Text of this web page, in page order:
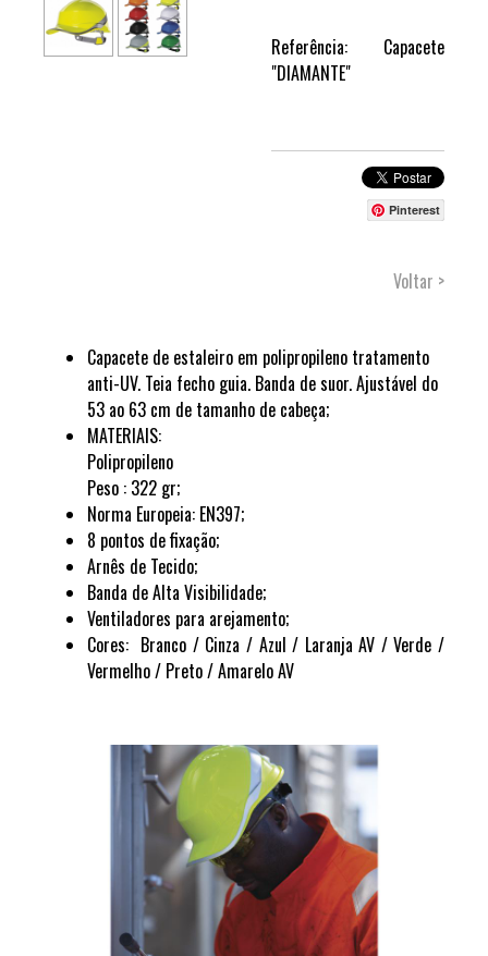
Referência: Capacete
"DIAMANTE"
Pinterest
Voltar >
Capacete de estaleiro em polipropileno tratamento
anti-UV. Teia fecho guia. Banda de suor. Ajustável do
53 ao 63 cm de tamanho de cabeça;
MATERIAIS:
Polipropileno
Peso : 322 gr;
Norma Europeia: EN397;
8 pontos de fixação;
Arnês de Tecido;
Banda de Alta Visibilidade;
Ventiladores para arejamento;
Cores: Branco / Cinza / Azul / Laranja AV / Verde /
Vermelho / Preto / Amarelo AV